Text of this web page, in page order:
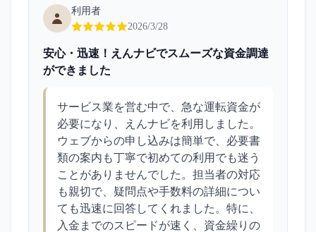
利用者
2026/3/28
安心・迅速！えんナビでスムーズな資金調達
ができました
サービス業を営む中で、急な運転資金が
必要になり、えんナビを利用しました。
ウェブからの申し込みは簡単で、必要書
類の案内も丁寧で初めての利用でも迷う
ことがありませんでした。担当者の対応
も親切で、疑問点や手数料の詳細につい
ても迅速に回答してくれました。特に、
入金までのスピードが速く、資金繰りの